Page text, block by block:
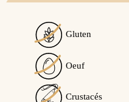
Gluten
Oeuf
Crustacés